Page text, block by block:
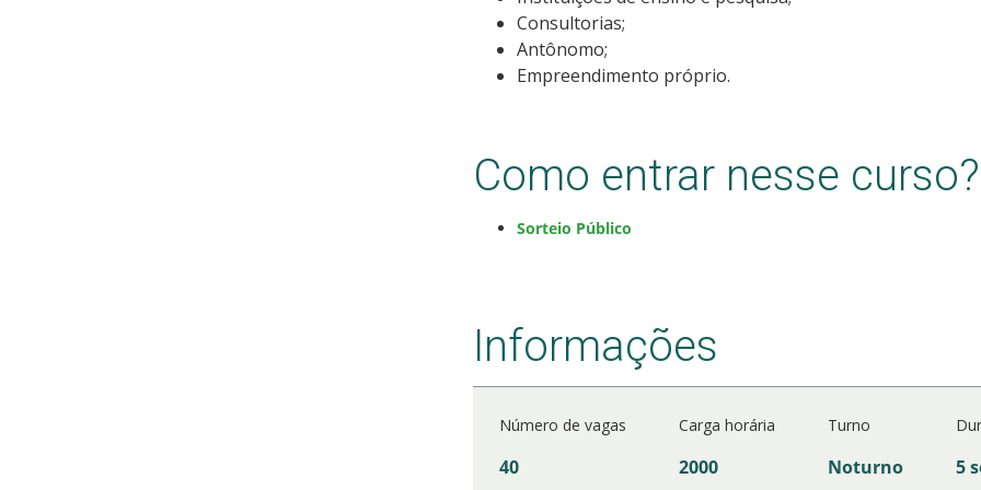
Consultorias;
Antônomo;
Empreendimento próprio.
Como entrar nesse curso?
Sorteio Público
Informações
Número de vagas Carga horária Turno
40 2000 Noturno 5